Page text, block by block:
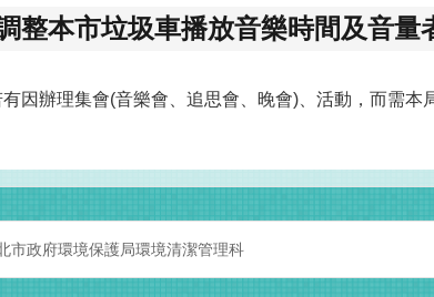
本市垃圾車播放音樂時間及音量
因辦理集會(音樂會、追思會、晚會)、活動，而需本
市政府環境保護局環境清潔管理科